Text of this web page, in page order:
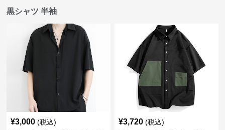
黒シャツ 半袖
¥3,000 (税込) ¥3,720 (税込)